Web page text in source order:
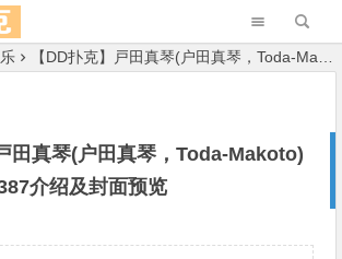
【DD扑克】戸田真琴(户田真琴，Toda-Makoto)作品FSDSS-387介绍及封面预览
田真琴(户田真琴，Toda-Makoto)
介绍及封面预览